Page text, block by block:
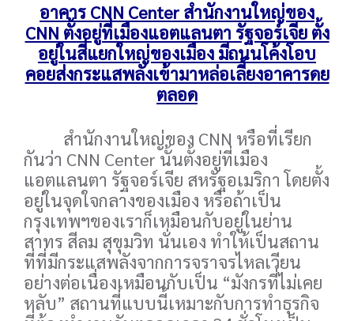
อาคาร CNN Center สำนักงานใหญ่ของ
CNN ตั้งอยู่ที่เมืองแอตแลนตา รัฐจอร์เจีย ตั้ง
อยู่ในสี่แยกใหญ่ของเมือง มีถนนโค้งโอบ
คอยส่งกระแสพลังเข้ามาหล่อเลี้ยงอาคารดย
ตลอด
สำนักงานใหญ่ของ CNN หรือที่เรียก
กันว่า CNN Center นั้นตั้งอยู่ที่เมือง
แอตแลนตา รัฐจอร์เจีย สหรัฐอเมริกา โดยตั้ง
อยู่ในจุดใจกลางของเมือง หรือถ้าเป็น
กรุงเทพฯของเราก็เหมือนกับอยู่ในย่าน
สาทร สีลม สุขุมวิท นั่นเอง ทำให้เป็นสถาน
ที่ที่มีกระแสพลังจากการจราจรไหลเวียน
อย่างต่อเนื่องเหมือนกับเป็น “มังกรที่ไม่เคย
หลับ” สถานที่แบบนี้เหมาะกับการทำธุรกิจ